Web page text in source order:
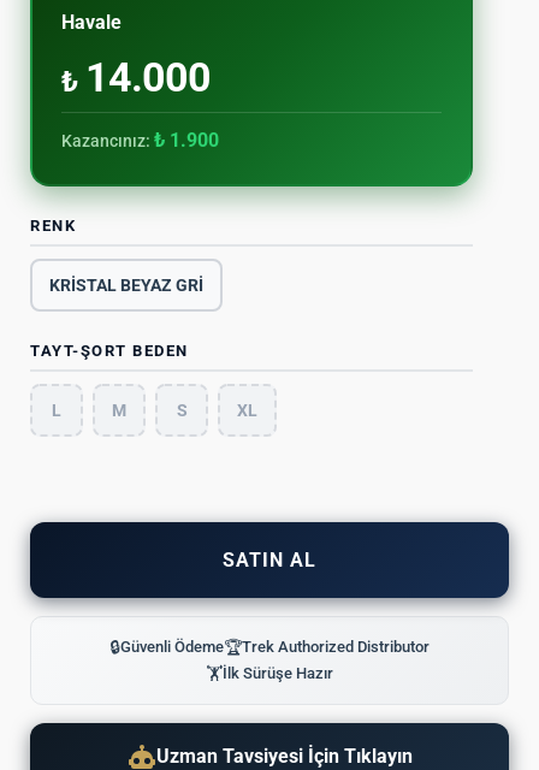
Havale
₺14.000
Kazancınız: ₺ 1.900
RENK
KRİSTAL BEYAZ GRİ
TAYT-ŞORT BEDEN
L M S XL
SATIN AL
🔒Güvenli Ödeme🏆Trek Authorized Distributor
🏋İlk Sürüşe Hazır
Uzman Tavsiyesi İçin Tıklayın